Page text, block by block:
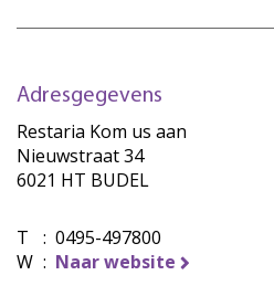
Adresgegevens
Restaria Kom us aan
Nieuwstraat 34
6021 HT BUDEL
T : 0495-497800
W : Naar website